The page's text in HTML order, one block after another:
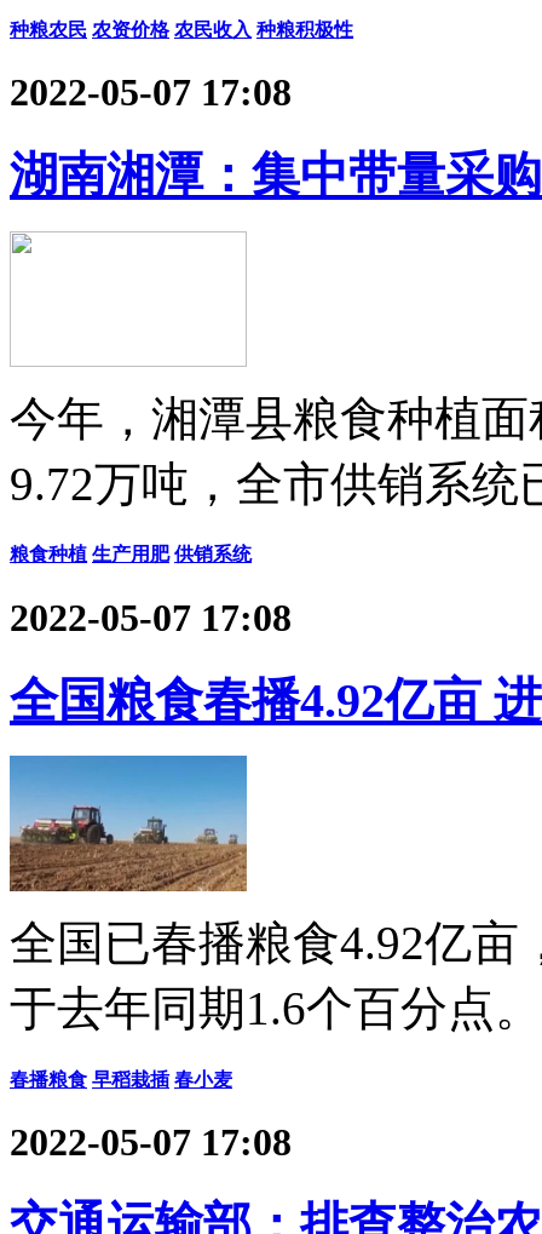
种粮农民 农资价格 农民收入 种粮积极性
2022-05-07 17:08
湖南湘潭：集中带量采
今年，湘潭县粮食种植
9.72万吨，全市供销系统
粮食种植 生产用肥 供销系统
2022-05-07 17:08
全国粮食春播4.92亿亩
全国已春播粮食4.92亿亩
于去年同期1.6个百分点。
春播粮食 早稻栽插 春小麦
2022-05-07 17:08